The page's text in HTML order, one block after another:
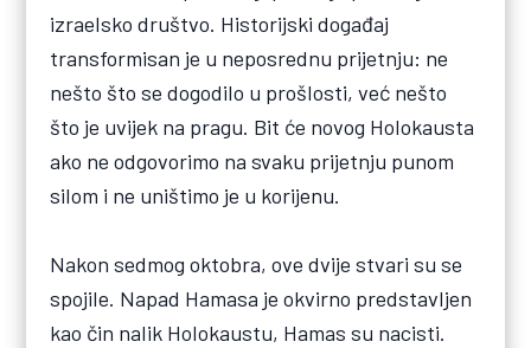
izraelsko društvo. Historijski događaj
transformisan je u neposrednu prijetnju: ne
nešto što se dogodilo u prošlosti, već nešto
što je uvijek na pragu. Bit će novog Holokausta
ako ne odgovorimo na svaku prijetnju punom
silom i ne uništimo je u korijenu.
Nakon sedmog oktobra, ove dvije stvari su se
spojile. Napad Hamasa je okvirno predstavljen
kao čin nalik Holokaustu, Hamas su nacisti.